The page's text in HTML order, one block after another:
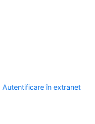
Autentificare în extranet